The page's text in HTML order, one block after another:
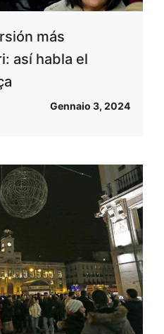
más
así habla el
Gennaio 3, 2024